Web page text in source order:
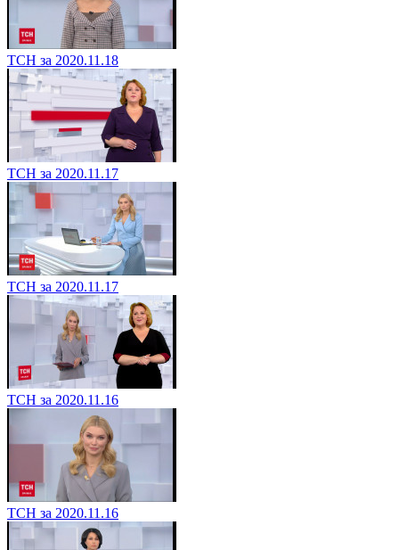
ТСН за 2020.11.18
ТСН за 2020.11.17
ТСН за 2020.11.17
ТСН за 2020.11.16
ТСН за 2020.11.16